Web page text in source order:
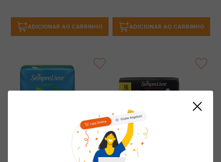
ADICIONAR AO CARRINHO ADICIONAR AO CARRINHO
Absorvente Higiênico SEMPRE
Suave com 8 Unidades
Absorvente Higiênico SEMPRE
LIVRE Conforto Noturno Tri
Protect Suave com Abas com 16
Unidades Leve Mais Pague